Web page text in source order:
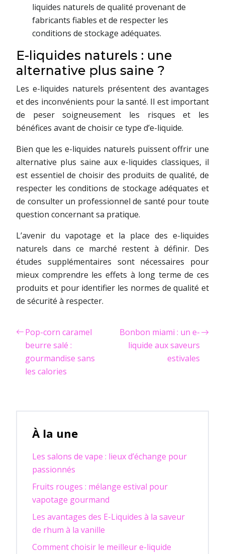
liquides naturels de qualité provenant de
fabricants fiables et de respecter les
conditions de stockage adéquates.
E-liquides naturels : une
alternative plus saine ?
Les e-liquides naturels présentent des avantages
et des inconvénients pour la santé. Il est important
de peser soigneusement les risques et les
bénéfices avant de choisir ce type d’e-liquide.
Bien que les e-liquides naturels puissent offrir une
alternative plus saine aux e-liquides classiques, il
est essentiel de choisir des produits de qualité, de
respecter les conditions de stockage adéquates et
de consulter un professionnel de santé pour toute
question concernant sa pratique.
L’avenir du vapotage et la place des e-liquides
naturels dans ce marché restent à définir. Des
études supplémentaires sont nécessaires pour
mieux comprendre les effets à long terme de ces
produits et pour identifier les normes de qualité et
de sécurité à respecter.
Pop-corn caramel
beurre salé :
gourmandise sans
les calories
Bonbon miami : un e-
liquide aux saveurs
estivales
À la une
Les salons de vape : lieux d’échange pour
passionnés
Fruits rouges : mélange estival pour
vapotage gourmand
Les avantages des E-Liquides à la saveur
de rhum à la vanille
Comment choisir le meilleur e-liquide